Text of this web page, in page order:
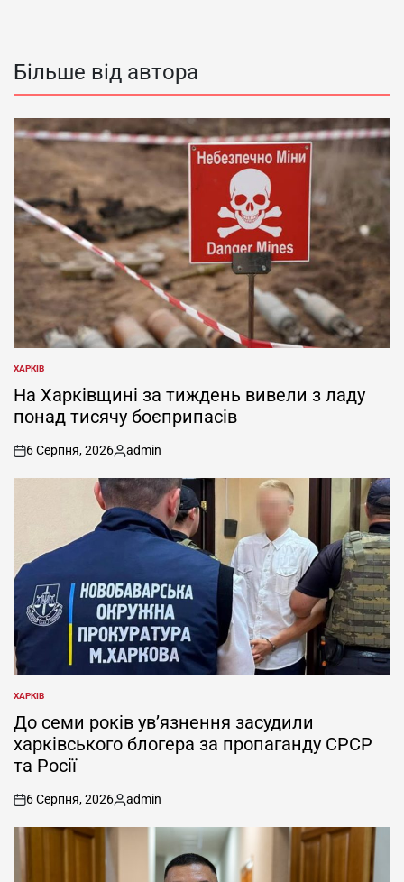
Більше від автора
ОПУБЛІКУВАТИ
У
ХАРКІВ
На Харківщині за тиждень вивели з ладу
понад тисячу боєприпасів
on
6 Серпня, 2026
Опубліковано
admin
ОПУБЛІКУВАТИ
У
ХАРКІВ
До семи років ув’язнення засудили
харківського блогера за пропаганду СРСР
та Росії
on
6 Серпня, 2026
Опубліковано
admin